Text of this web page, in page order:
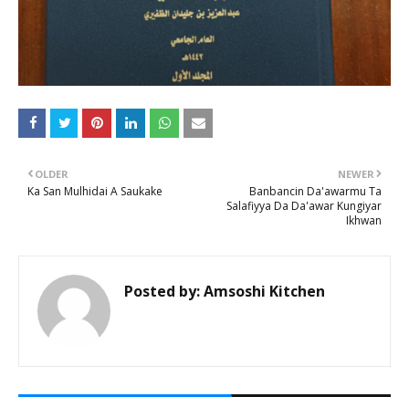
NEWER
Banbancin Da'awarmu Ta
Salafiyya Da Da'awar Kungiyar
Ikhwan
OLDER
Ka San Mulhidai A Saukake
Posted by:Amsoshi Kitchen